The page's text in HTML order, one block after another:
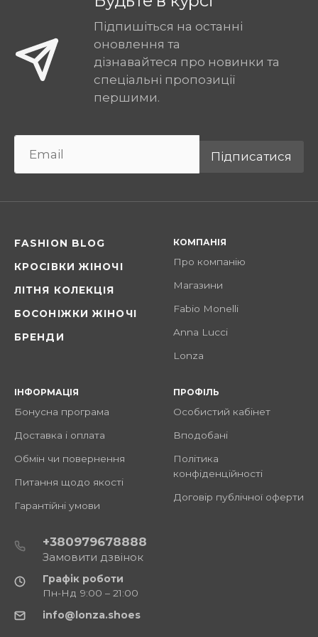
Підпишіться на останні
оновлення та
дізнавайтеся про новинки та
спеціальні пропозиції
першими.
Підписатися
FASHION BLOG
КРОСІВКИ ЖІНОЧІ
ЛІТНЯ КОЛЕКЦІЯ
БОСОНІЖКИ ЖІНОЧІ
БРЕНДИ
КОМПАНІЯ
Про компанію
Магазини
Fabio Monelli
Anna Lucci
Lonza
ІНФОРМАЦІЯ
Бонусна програма
Доставка і оплата
Обмін чи повернення
Питання щодо якості
Гарантійні умови
ПРОФІЛЬ
Особистий кабінет
Вподобані
Політика
конфіденційності
Договір публічної оферти
+380979678888
Замовити дзвінок
Графік роботи
Пн-Нд 9:00 – 21:00
info@lonza.shoes